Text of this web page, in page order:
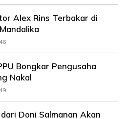
Alex Rins Terbakar di
Bongkar Pengusaha
Nakal
Doni Salmanan Akan